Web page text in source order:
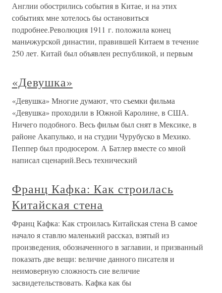
Англии обострились события в Китае, и на этих
событиях мне хотелось бы остановиться
подробнее.Революция 1911 г. положила конец
маньчжурской династии, правившей Китаем в течение
250 лет. Китай был объявлен республикой, и первым
«Девушка»
«Девушка» Многие думают, что съемки фильма
«Девушка» проходили в Южной Каролине, в США.
Ничего подобного. Весь фильм был снят в Мексике, в
районе Акапулько, и на студии Чурубуско в Мехико.
Пеппер был продюсером. А Батлер вместе со мной
написал сценарий.Весь технический
Франц Кафка: Как строилась
Китайская стена
Франц Кафка: Как строилась Китайская стена В самое
начало я ставлю маленький рассказ, взятый из
произведения, обозначенного в заглавии, и призванный
показать две вещи: величие данного писателя и
неимоверную сложность сие величие
засвидетельствовать. Кафка как бы